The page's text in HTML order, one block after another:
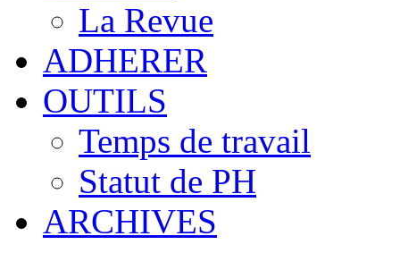
La Revue
ADHERER
OUTILS
Temps de travail
Statut de PH
ARCHIVES